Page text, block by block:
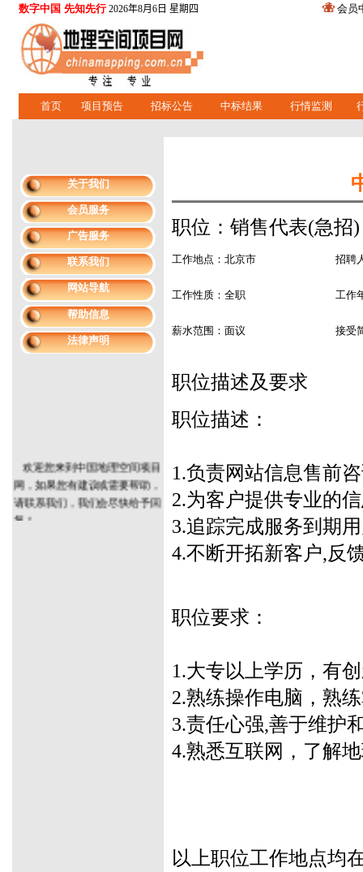
数字中国 先知先行 2026年8月6日 星期四 会员
首页 项目预告 招标公告 中标结果 行情监测
关于我们
会员服务
广告服务
联系我们
网站导航
帮助信息
法律声明
欢迎您来到中国地理空间项目
网，如果您有建议或需要帮助，
请联系我们，我们会尽快给予回
复！
职位：销售代表(急招)
工作地点：北京市 招聘
工作性质：全职 工作
薪水范围：面议 接受
职位描述及要求
职位描述：
1.负责网站信息售前
2.为客户提供专业的
3.追踪完成服务到期
4.不断开拓新客户,反
职位要求：
1.大专以上学历，有
2.熟练操作电脑，熟
3.责任心强,善于维护
4.熟悉互联网，了解
以上职位工作地点均